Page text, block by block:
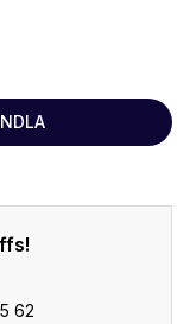
62